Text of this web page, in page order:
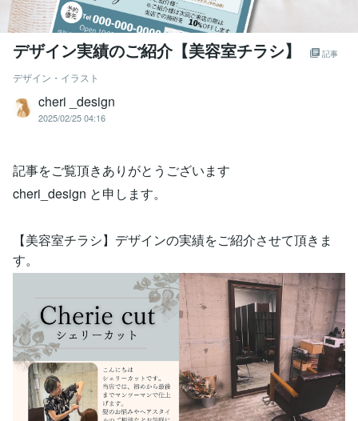
デザイン実績のご紹介【美容室チラシ】 記事
デザイン・イラスト
cheri _design
2025/02/25 04:16
記事をご覧頂きありがとうございます
cheri_design と申します。
【美容室チラシ】デザインの実績をご紹介させて頂きま
す。